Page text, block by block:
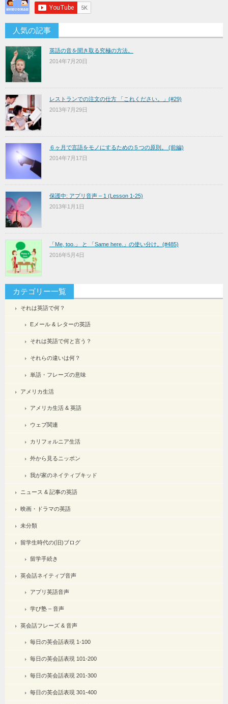
人気の記事
英語の音を聞き取る究極の方法。
2014年7月20日
レストランでの注文の仕方 「これください。」(#29)
2013年7月29日
６ヶ月で言語をモノにするための５つの原則。 (前編)
2014年7月17日
保護中: アプリ音声 – 1 (Lesson 1-25)
2013年1月1日
「Me, too.」 と 「Same here.」の使い分け。(#485)
2016年5月4日
カテゴリー一覧
それは英語で何？
Eメール & レターの英語
それは英語で何と言う？
それらの違いは何？
単語・フレーズの意味
アメリカ生活
アメリカ生活 & 英語
ウェブ関連
カリフォルニア生活
外から見るニッポン
我が家のネイティブキッド
ニュース & 記事の英語
映画・ドラマの英語
未分類
留学生時代の(旧)ブログ
留学手続き
英会話ネイティブ音声
アプリ英語音声
学び塾 – 音声
英会話フレーズ & 音声
毎日の英会話表現 1-100
毎日の英会話表現 101-200
毎日の英会話表現 201-300
毎日の英会話表現 301-400